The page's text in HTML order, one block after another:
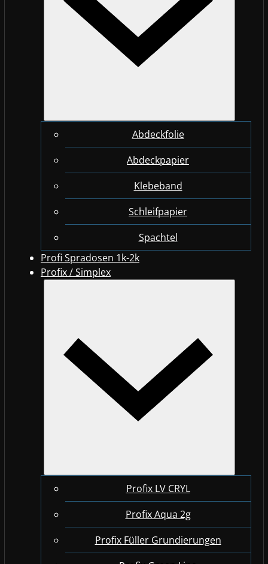
Abdeckfolie
Abdeckpapier
Klebeband
Schleifpapier
Spachtel
Profi Spradosen 1k-2k
Profix / Simplex
Profix LV CRYL
Profix Aqua 2g
Profix Füller Grundierungen